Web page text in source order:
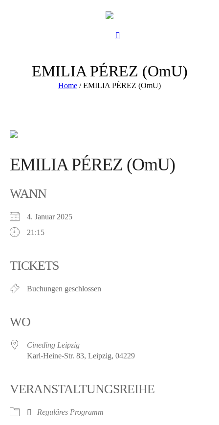
EMILIA PÉREZ (OmU)
Home /EMILIA PÉREZ (OmU)
EMILIA PÉREZ (OmU)
WANN
4. Januar 2025
21:15
TICKETS
Buchungen geschlossen
WO
Cineding Leipzig
Karl-Heine-Str. 83, Leipzig, 04229
VERANSTALTUNGSREIHE
Reguläres Programm